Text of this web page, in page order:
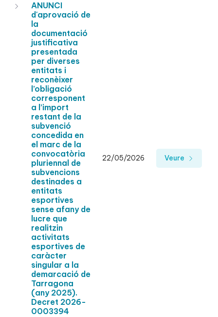
ANUNCI
d'aprovació de
la
documentació
justificativa
presentada
per diverses
entitats i
reconèixer
l’obligació
corresponent
a l’import
restant de la
subvenció
concedida en
el marc de la
convocatòria
pluriennal de
subvencions
destinades a
entitats
esportives
sense afany de
lucre que
realitzin
activitats
esportives de
caràcter
singular a la
demarcació de
Tarragona
(any 2025).
Decret 2026-
0003394
22/05/2026 Veure